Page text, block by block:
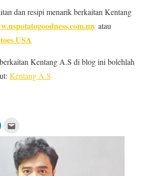
dan resipi menarik berkaitan Kentang
atau
USA
Kentang A.S di blog ini bolehlah
Kentang A.S